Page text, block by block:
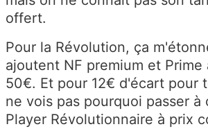
offert.
Pour la Révolution, ça
ajoutent NF premium et Prime
50€. Et pour 12€ d'écart pour
ne vois pas pourquoi passer à
Player Révolutionnaire à prix